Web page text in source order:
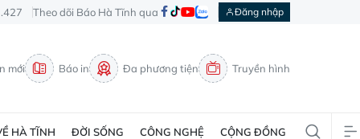
Theo dõi Báo Hà Tĩnh qua Đăng nhập
mới Báo in Đa phương tiện Truyền hình
HÀ TĨNH ĐỜI SỐNG CÔNG NGHỆ CỘNG ĐỒNG